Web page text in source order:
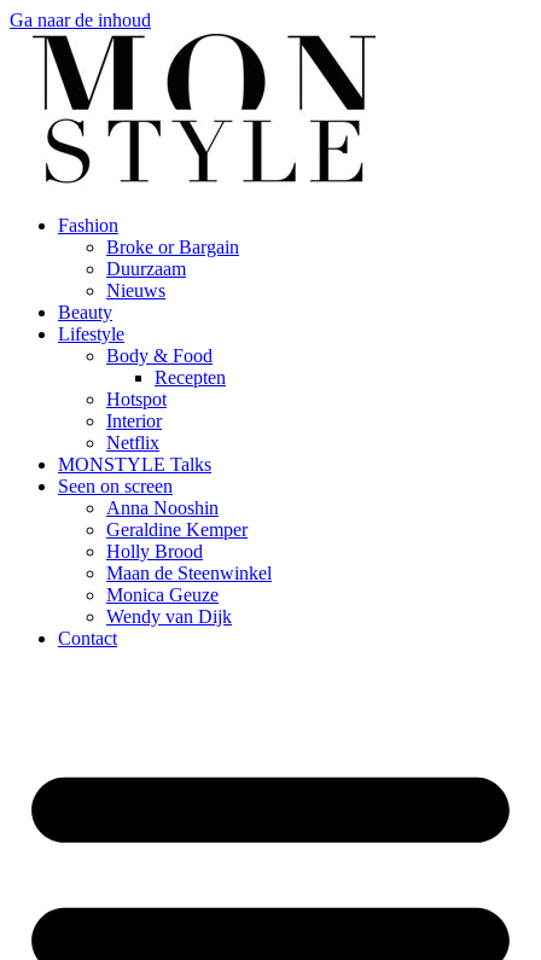
Ga naar de inhoud
Fashion
Broke or Bargain
Duurzaam
Nieuws
Beauty
Lifestyle
Body & Food
Recepten
Hotspot
Interior
Netflix
MONSTYLE Talks
Seen on screen
Anna Nooshin
Geraldine Kemper
Holly Brood
Maan de Steenwinkel
Monica Geuze
Wendy van Dijk
Contact